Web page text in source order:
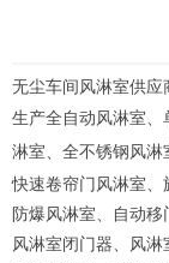
无尘车间 风淋室供应
生产全自动风淋室
淋室、全不锈钢风淋
快速卷帘门风淋室
防爆风淋室、自动移
风淋室闭门器、风